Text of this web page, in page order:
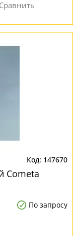
147670
Cometa
По запросу